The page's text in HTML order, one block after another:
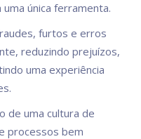
única ferramenta.
furtos e erros
reduzindo prejuízos,
uma experiência
de uma cultura de
processos bem